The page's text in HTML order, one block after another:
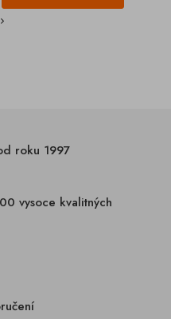
roku 1997
vysoce kvalitných